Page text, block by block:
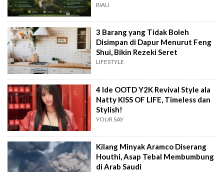
RIAU
3 Barang yang Tidak Boleh
Disimpan di Dapur Menurut Feng
Shui, Bikin Rezeki Seret
LIFESTYLE
4 Ide OOTD Y2K Revival Style ala
Natty KISS OF LIFE, Timeless dan
Stylish!
YOUR SAY
Kilang Minyak Aramco Diserang
Houthi, Asap Tebal Membumbung
di Arab Saudi